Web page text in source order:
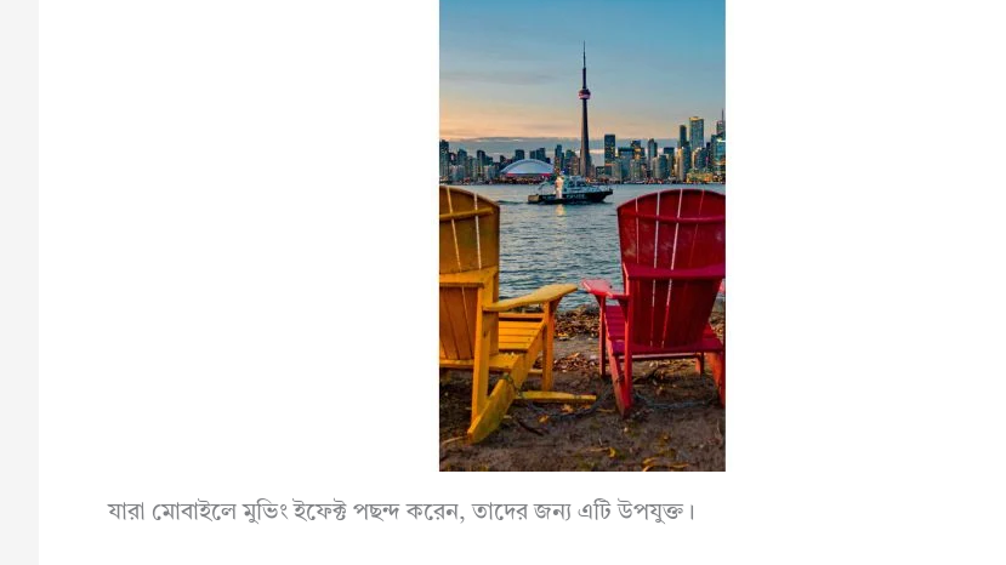
যারা মোবাইলে মুভিং ইফেক্ট পছন্দ করেন, তাদের জন্য এটি উপযুক্ত।